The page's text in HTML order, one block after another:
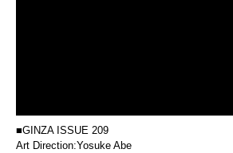
■GINZA ISSUE 209
Art Direction:Yosuke Abe